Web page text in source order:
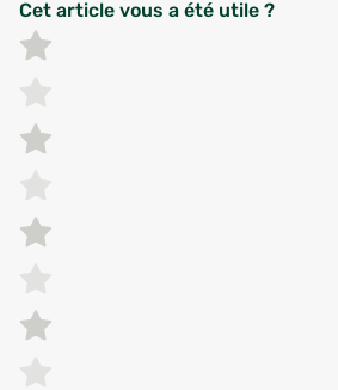
Cet article vous a été utile ?